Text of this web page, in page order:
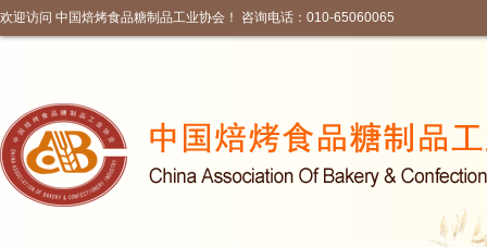
欢迎访问 中国焙烤食品糖制品工业协会！ 咨询电话：010-65060065